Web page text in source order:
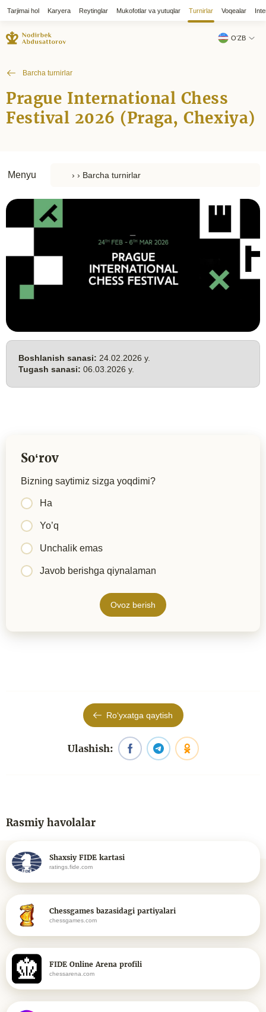
Tarjimai hol Karyera Reytinglar Mukofotlar va yutuqlar Turnirlar Voqealar
OʻZB
Barcha turnirlar
Prague International Chess
Festival 2026 (Praga, Chexiya)
Menyu
Boshlanish sanasi: 24.02.2026 y.
Tugash sanasi: 06.03.2026 y.
Soʻrov
Bizning saytimiz sizga yoqdimi?
Ha
Yo’q
Unchalik emas
Javob berishga qiynalaman
Ovoz berish
Roʻyxatga qaytish
Ulashish:
Rasmiy havolalar
Shaxsiy FIDE kartasi
ratings.fide.com
Chessgames bazasidagi partiyalari
chessgames.com
FIDE Online Arena profili
chessarena.com